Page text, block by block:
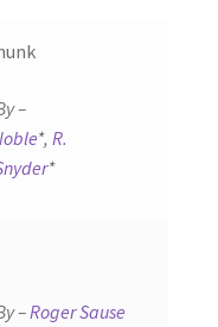
–
*, R.
*
–Roger Sause